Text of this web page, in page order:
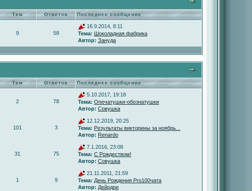
Тем Ответов Последнее сообщение
9 58
16.9.2014, 8:11
Тема: Шоколадная фабрика
Автор: Зануда
Тем Ответов Последнее сообщение
2 78
5.10.2017, 19:18
Тема: Опечатушки-обознатушки
Автор: Совушка
101 3
12.12.2019, 20:25
Тема: Результаты викторины за ноябрь...
Автор: Renardo
31 75
7.1.2016, 23:08
Тема: С Рождеством!
Автор: Совушка
1 9
21.11.2011, 21:59
Тема: День Рождения Pro100чата
Автор: Дейрдре